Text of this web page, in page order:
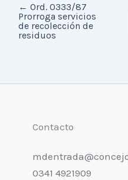
← Ord. 0333/87
Prorroga servicios
de recolección de
residuos
Contacto
0341 4921909